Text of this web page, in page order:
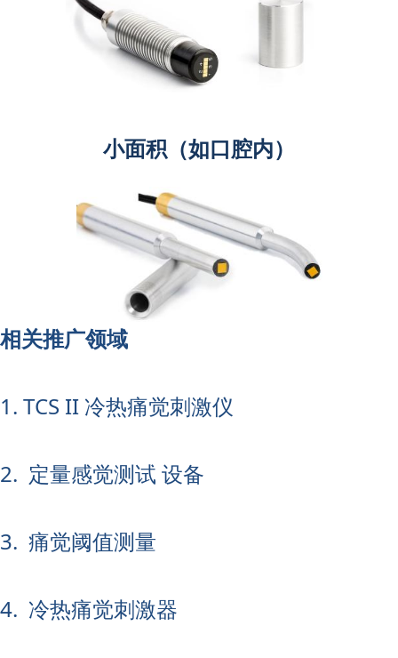
小面积（如口腔内）
相关推广领域
1. TCS II 冷热痛觉刺激仪
2. 定量感觉测试 设备
3. 痛觉阈值测量
4. 冷热痛觉刺激器